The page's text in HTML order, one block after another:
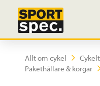
Allt om cykel
Pakethållare & korgar